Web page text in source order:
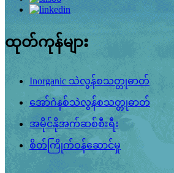
ထုတ်ကုန်များ
Inorganic သဲလွန်စသတ္တုဓာတ်
အော်ဂဲနစ်သဲလွန်စသတ္တုဓာတ်
အမိုင်နိုအက်ဆစ်စီးရီး
စိတ်ကြိုက်ဝန်ဆောင်မှု